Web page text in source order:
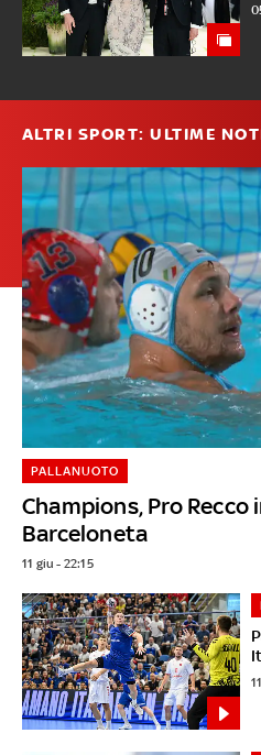
ALTRI SPORT: ULTIME
Champions, Pro
Barceloneta
PALLANUOTO
11 giu - 22:15